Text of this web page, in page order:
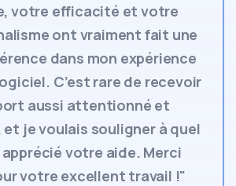
votre efficacité et votre
ont vraiment fait une
dans mon expérience
C’est rare de recevoir
aussi attentionné et
je voulais souligner à quel
apprécié votre aide. Merci
votre excellent travail !"